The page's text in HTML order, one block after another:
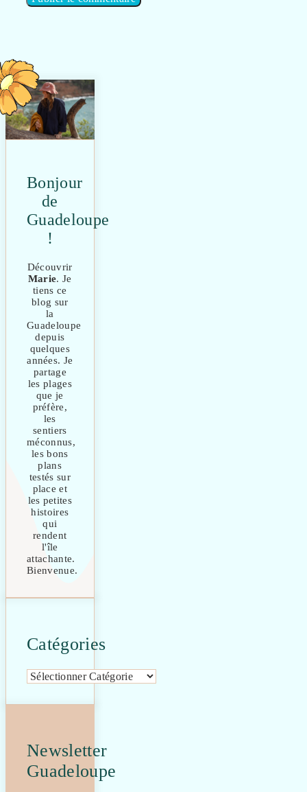
Bonjour
de
Guadeloupe
!
Découvrir
Marie. Je
tiens ce
blog sur
la
Guadeloupe
depuis
quelques
années. Je
partage
les plages
que je
préfère,
les
sentiers
méconnus,
les bons
plans
testés sur
place et
les petites
histoires
qui
rendent
l'île
attachante.
Bienvenue.
Catégories
Catégories
Newsletter
Guadeloupe